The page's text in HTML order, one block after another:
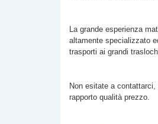
La grande esperienza
altamente specializzato
trasporti ai grandi
Non esitate a
rapporto qualità prezzo.